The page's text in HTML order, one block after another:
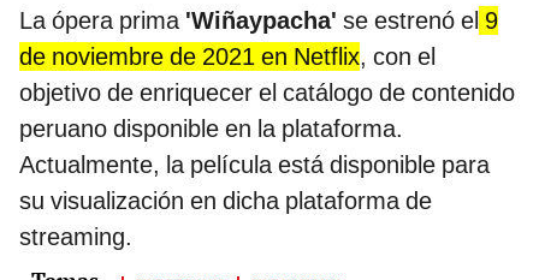
La ópera prima 'Wiñaypacha' se estrenó el 9
de noviembre de 2021 en Netflix, con el
objetivo de enriquecer el catálogo de contenido
peruano disponible en la plataforma.
Actualmente, la película está disponible para
su visualización en dicha plataforma de
streaming.